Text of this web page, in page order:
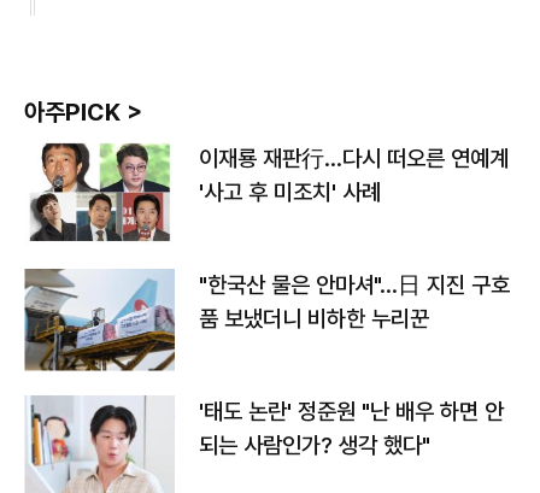
아주PICK >
이재룡 재판行…다시 떠오른 연예계
'사고 후 미조치' 사례
"한국산 물은 안마셔"…日 지진 구호
품 보냈더니 비하한 누리꾼
'태도 논란' 정준원 "난 배우 하면 안
되는 사람인가? 생각 했다"